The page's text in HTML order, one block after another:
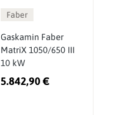
Faber
Gaskamin Faber
MatriX 1050/650 III
10 kW
5.842,90 €